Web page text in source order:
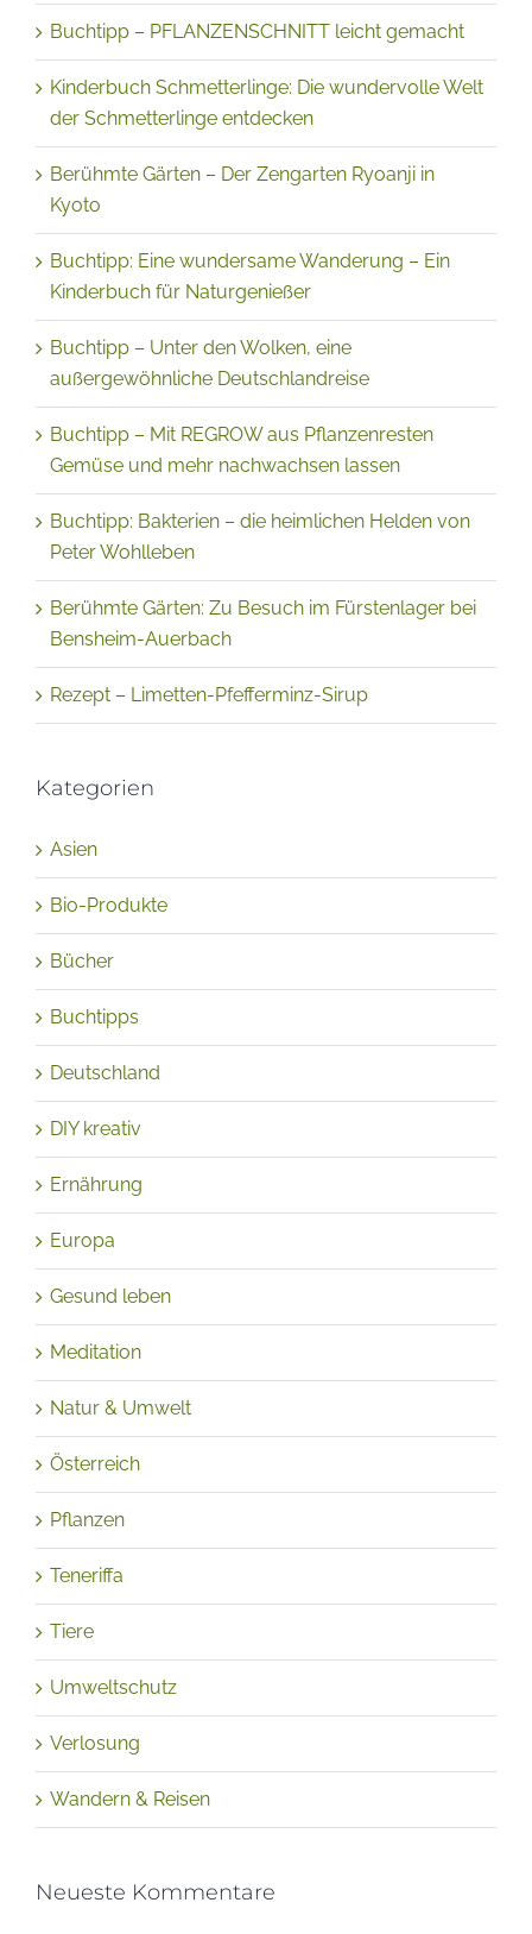
Buchtipp – PFLANZENSCHNITT leicht gemacht
Kinderbuch Schmetterlinge: Die wundervolle Welt
der Schmetterlinge entdecken
Berühmte Gärten – Der Zengarten Ryoanji in
Kyoto
Buchtipp: Eine wundersame Wanderung – Ein
Kinderbuch für Naturgenießer
Buchtipp – Unter den Wolken, eine
außergewöhnliche Deutschlandreise
Buchtipp – Mit REGROW aus Pflanzenresten
Gemüse und mehr nachwachsen lassen
Buchtipp: Bakterien – die heimlichen Helden von
Peter Wohlleben
Berühmte Gärten: Zu Besuch im Fürstenlager bei
Bensheim-Auerbach
Rezept – Limetten-Pfefferminz-Sirup
Kategorien
Asien
Bio-Produkte
Bücher
Buchtipps
Deutschland
DIY kreativ
Ernährung
Europa
Gesund leben
Meditation
Natur & Umwelt
Österreich
Pflanzen
Teneriffa
Tiere
Umweltschutz
Verlosung
Wandern & Reisen
Neueste Kommentare